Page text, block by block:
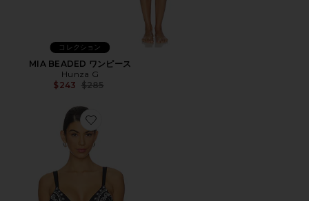
コレクション
MIA BEADED ワンピース
Hunza G
$243 Previous price:
$285
Favorite SAIGE トライアングルビキニトップ